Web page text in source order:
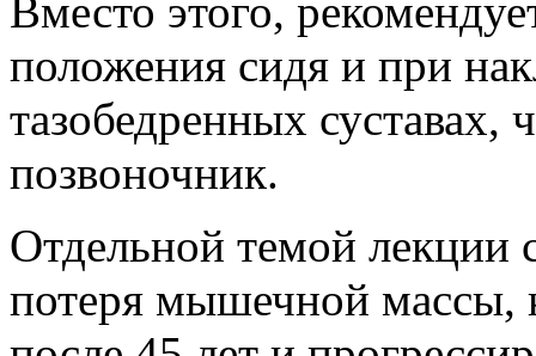
Вместо этого,
положения сидя и при
тазобедренных суставах,
позвоночник.
Отдельной темой лекции
потеря мышечной массы,